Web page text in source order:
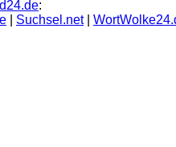
:
Suchsel.net|